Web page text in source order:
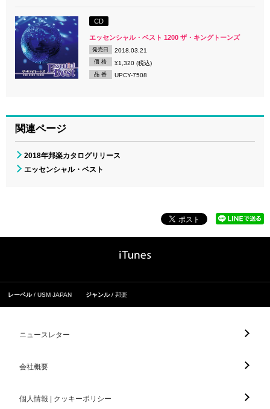
CD
エッセンシャル・ベスト 1200 ザ・キングトーンズ
発売日 2018.03.21
価 格 ¥1,320 (税込)
品 番 UPCY-7508
関連ページ
2018年邦楽カタログリリース
エッセンシャル・ベスト
レーベル USM JAPAN ジャンル 邦楽
ニュースレター
会社概要
個人情報 | クッキーポリシー